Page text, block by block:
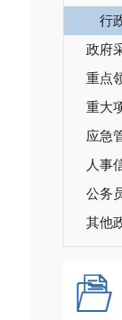
行
政府
重点
重大
应急
人事
公务
其他